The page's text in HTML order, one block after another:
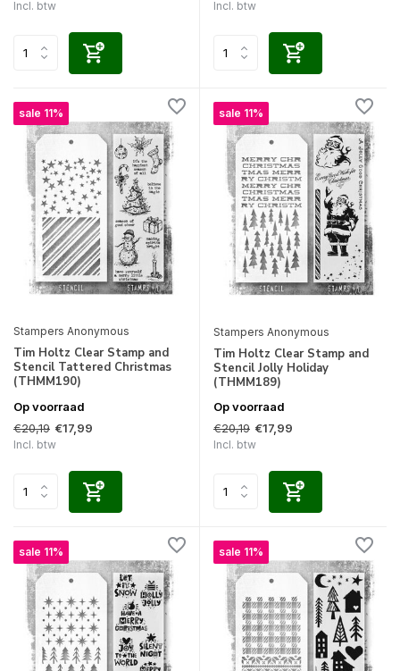
Incl. btw Incl. btw
sale 11%
Stampers Anonymous
Tim Holtz Clear Stamp and
Stencil Tattered Christmas
(THMM190)
Op voorraad
€20,19 €17,99
Incl. btw
sale 11%
Stampers Anonymous
Tim Holtz Clear Stamp and
Stencil Jolly Holiday
(THMM189)
Op voorraad
€20,19 €17,99
Incl. btw
sale 11% sale 11%